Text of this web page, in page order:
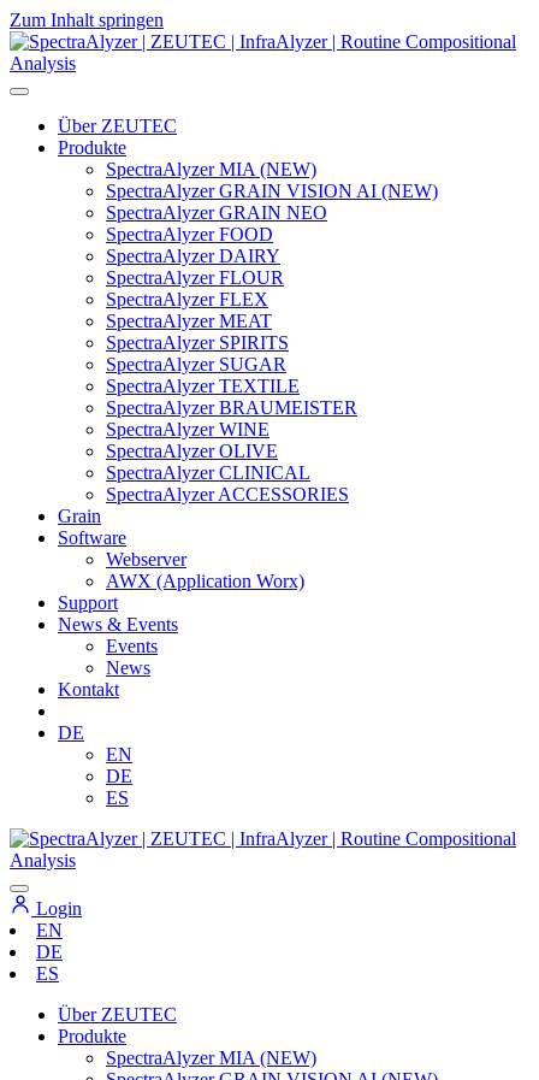
Zum Inhalt springen
Hauptnavigation
Über ZEUTEC
Produkte
SpectraAlyzer MIA (NEW)
SpectraAlyzer GRAIN VISION AI (NEW)
SpectraAlyzer GRAIN NEO
SpectraAlyzer FOOD
SpectraAlyzer DAIRY
SpectraAlyzer FLOUR
SpectraAlyzer FLEX
SpectraAlyzer MEAT
SpectraAlyzer SPIRITS
SpectraAlyzer SUGAR
SpectraAlyzer TEXTILE
SpectraAlyzer BRAUMEISTER
SpectraAlyzer WINE
SpectraAlyzer OLIVE
SpectraAlyzer CLINICAL
SpectraAlyzer ACCESSORIES
Grain
Software
Webserver
AWX (Application Worx)
Support
News & Events
Events
News
Kontakt
DE
EN
DE
ES
Login
EN
DE
ES
Über ZEUTEC
Produkte
SpectraAlyzer MIA (NEW)